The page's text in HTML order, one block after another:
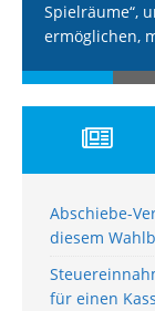
Spielräume“,
ermöglichen,
Abschiebe-
diesem
für einen